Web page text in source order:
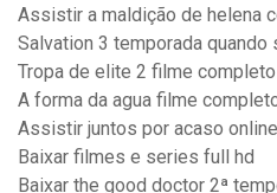
Assistir a maldição de helena
Salvation 3 temporada quando
Tropa de elite 2 filme
A forma da agua filme
Assistir juntos por acaso
Baixar filmes e series full hd
Baixar the good doctor 2ª